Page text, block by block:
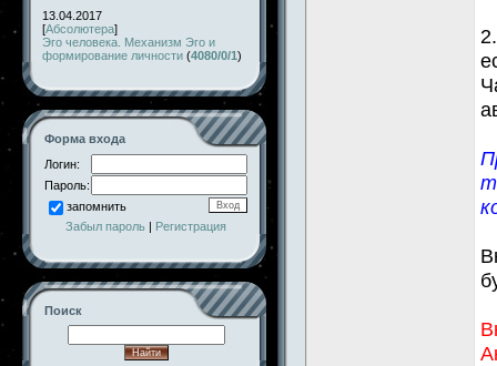
13.04.2017
[Абсолютера]
Эго человека. Механизм Эго и
формирование личности (4080/0/1)
Форма входа
Логин:
Пароль:
запомнить
Забыл пароль | Регистрация
Поиск